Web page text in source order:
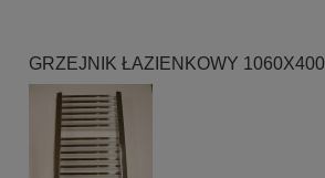
GRZEJNIK ŁAZIENKOWY